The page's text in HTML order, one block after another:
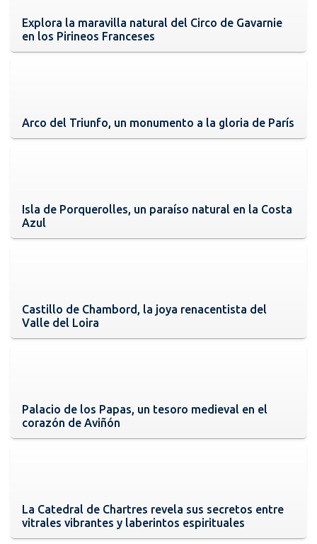
Explora la maravilla natural del Circo de Gavarnie
en los Pirineos Franceses
Arco del Triunfo, un monumento a la gloria de París
Isla de Porquerolles, un paraíso natural en la Costa
Azul
Castillo de Chambord, la joya renacentista del
Valle del Loira
Palacio de los Papas, un tesoro medieval en el
corazón de Aviñón
La Catedral de Chartres revela sus secretos entre
vitrales vibrantes y laberintos espirituales